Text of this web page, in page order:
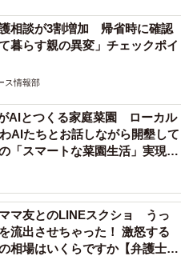
相談が3割増加 帰省時に確認
暮らす親の異変」チェックポイ
ス情報部
AIとつくる家庭菜園 ローカル
AIたちとお話しながら開墾して
スマートな菜園生活」実現な
マ友とのLINEスクショ うっ
流出させちゃった！ 激怒する
相場はいくらですか【弁護士が